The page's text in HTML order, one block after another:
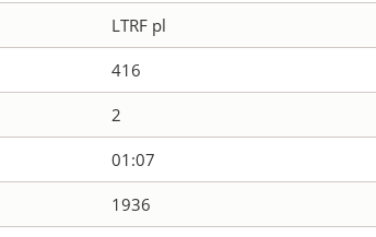
LTRF pl
416
2
01:07
1936